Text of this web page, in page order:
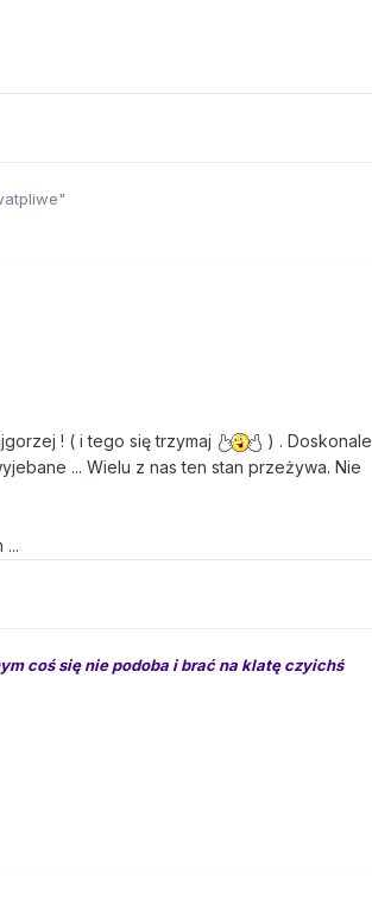
! ( i tego się trzymaj
) . Doskonale
... Wielu z nas ten stan przeżywa. Nie
...
coś się nie podoba i brać na klatę czyichś